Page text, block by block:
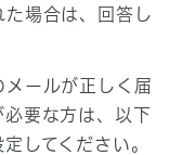
た場合は、回答し
ールが正しく届
要な方は、以下
してください。